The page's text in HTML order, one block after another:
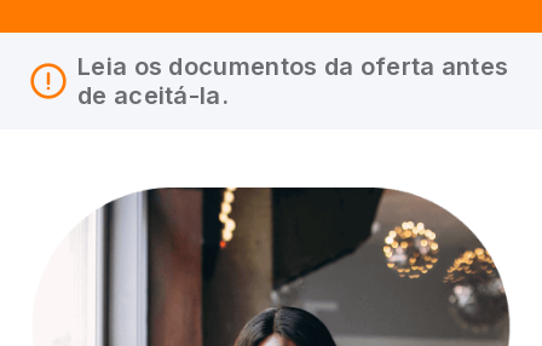
Leia os documentos da oferta antes
de aceitá-la.